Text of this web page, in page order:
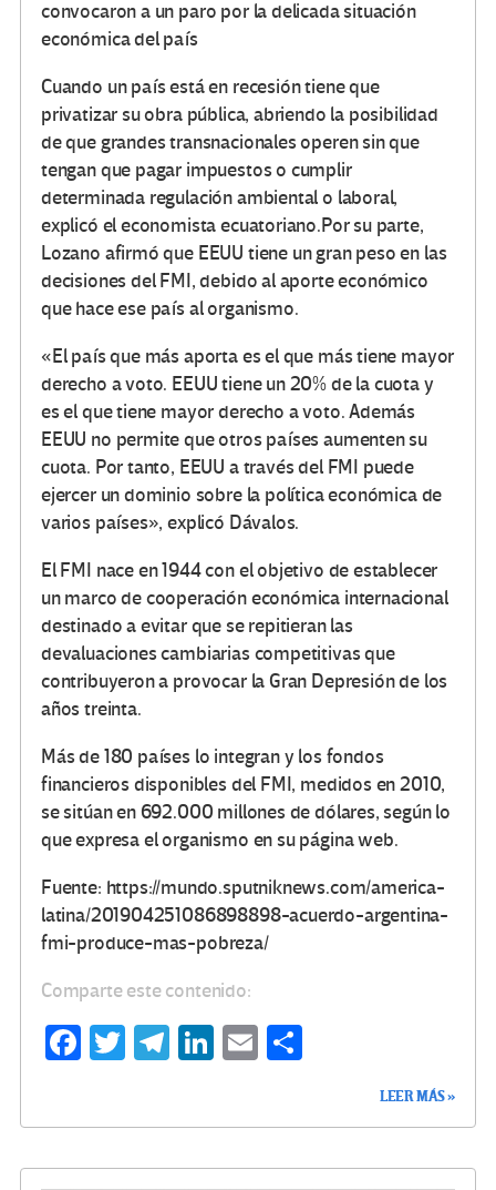
Cuando un país está en recesión tiene que
privatizar su obra pública, abriendo la posibilidad
de que grandes transnacionales operen sin que
tengan que pagar impuestos o cumplir
determinada regulación ambiental o laboral,
explicó el economista ecuatoriano.Por su parte,
Lozano afirmó que EEUU tiene un gran peso en las
decisiones del FMI, debido al aporte económico
que hace ese país al organismo.
«El país que más aporta es el que más tiene mayor
derecho a voto. EEUU tiene un 20% de la cuota y
es el que tiene mayor derecho a voto. Además
EEUU no permite que otros países aumenten su
cuota. Por tanto, EEUU a través del FMI puede
ejercer un dominio sobre la política económica de
varios países», explicó Dávalos.
El FMI nace en 1944 con el objetivo de establecer
un marco de cooperación económica internacional
destinado a evitar que se repitieran las
devaluaciones cambiarias competitivas que
contribuyeron a provocar la Gran Depresión de los
años treinta.
Más de 180 países lo integran y los fondos
financieros disponibles del FMI, medidos en 2010,
se sitúan en 692.000 millones de dólares, según lo
que expresa el organismo en su página web.
Fuente: https://mundo.sputniknews.com/america-
latina/201904251086898898-acuerdo-argentina-
fmi-produce-mas-pobreza/
Comparte este contenido:
Fa T
Te Li
E
LEER MÁS »